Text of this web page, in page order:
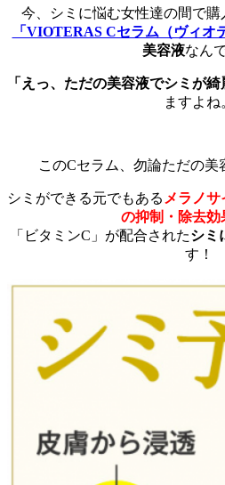
今、シミに悩む女性達の間で
「VIOTERAS Cセラム（ヴィオ
美容液なん
「えっ、ただの美容液でシミが綺
ますよね
このCセラム、勿論ただの美
シミができる元でもある メラノサ
の抑制・除去効
「ビタミンC」が配合されたシミ
す！